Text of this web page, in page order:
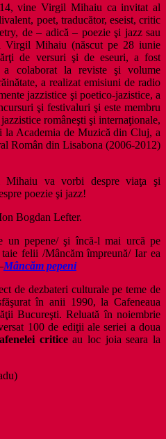
vine Virgil Mihaiu ca invitat al
poet, traducător, eseist, critic
de – adică – poezie şi jazz sau
Virgil Mihaiu (născut pe 28 iunie
de versuri şi de eseuri, a fost
colaborat la reviste şi volume
a realizat emisiuni de radio
jazzistice şi poetico-jazistice, a
şi festivaluri şi este membru
româneşti şi internaţionale,
la Academia de Muzică din Cluj, a
Român din Lisabona (2006-2012)
va vorbi despre viaţa şi
poezie şi jazz!
Bogdan Lefter.
un pepene/ şi încă-l mai urcă pe
felii /Mâncăm împreună/ Iar ea
Mâncăm pepeni
de dezbateri culturale pe teme de
în anii 1990, la Cafeneaua
Bucureşti. Reluată în noiembrie
100 de ediţii ale seriei a doua
criticeau loc joia seara la